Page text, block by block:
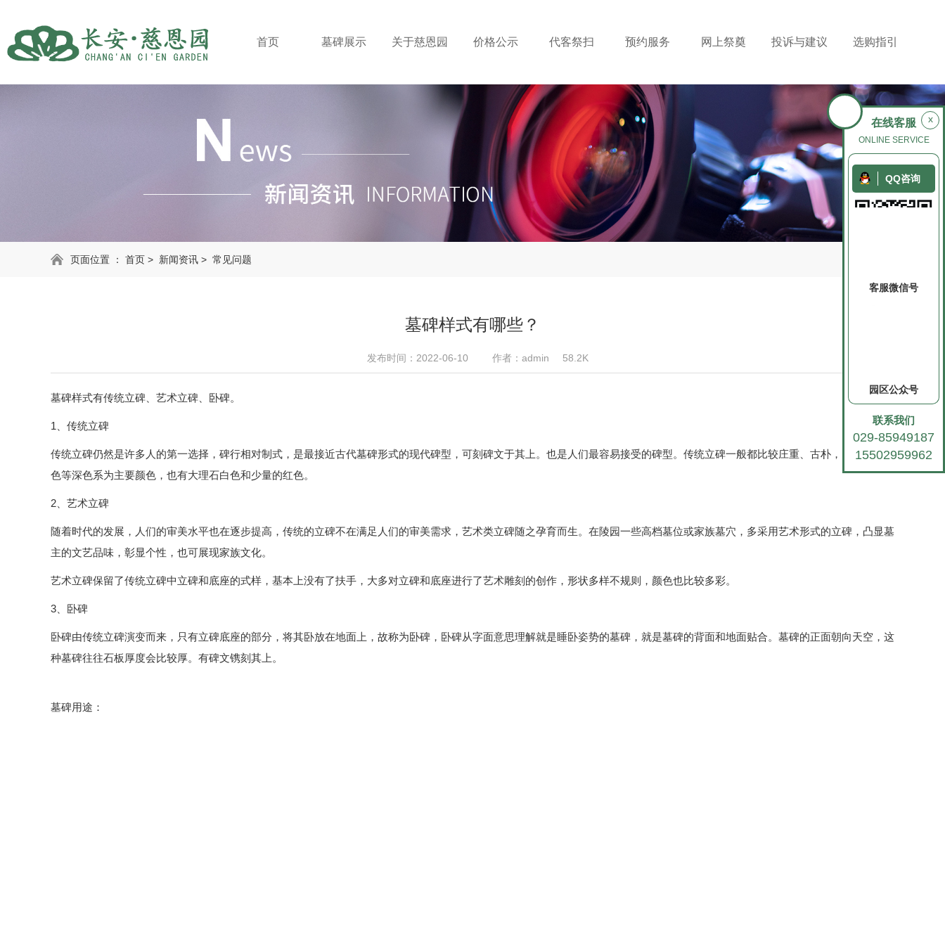
首页 墓碑展示 关于慈恩园 价格公示 代客祭扫 预约服务 网上祭奠 投诉与建议 选购指引
页面位置 ： 首页 > 新闻资讯 > 常见问题
墓碑样式有哪些？
发布时间：2022-06-10 作者：admin 58.2K
墓碑样式有传统立碑、艺术立碑、卧碑。
1、传统立碑
传统立碑仍然是许多人的第一选择，碑行相对制式，是最接近古代墓碑形式的现代碑型，可刻碑文于其上。也是人们最容易接受的碑型。传统立碑一般都比较庄重、古朴，以黑色、灰
色等深色系为主要颜色，也有大理石白色和少量的红色。
2、艺术立碑
随着时代的发展，人们的审美水平也在逐步提高，传统的立碑不在满足人们的审美需求，艺术类立碑随之孕育而生。在陵园一些高档墓位或家族墓穴，多采用艺术形式的立碑，凸显墓
主的文艺品味，彰显个性，也可展现家族文化。
艺术立碑保留了传统立碑中立碑和底座的式样，基本上没有了扶手，大多对立碑和底座进行了艺术雕刻的创作，形状多样不规则，颜色也比较多彩。
3、卧碑
卧碑由传统立碑演变而来，只有立碑底座的部分，将其卧放在地面上，故称为卧碑，卧碑从字面意思理解就是睡卧姿势的墓碑，就是墓碑的背面和地面贴合。墓碑的正面朝向天空，这
种墓碑往往石板厚度会比较厚。有碑文镌刻其上。
墓碑用途：
x
在线客服
ONLINE SERVICE
QQ咨询
客服微信号
园区公众号
联系我们
029-85949187
15502959962